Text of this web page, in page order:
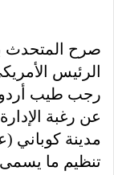
صرح المتحدث
الرئيس
رجب طيب
عن رغبة
مدينة كوباني
تنظيم ما